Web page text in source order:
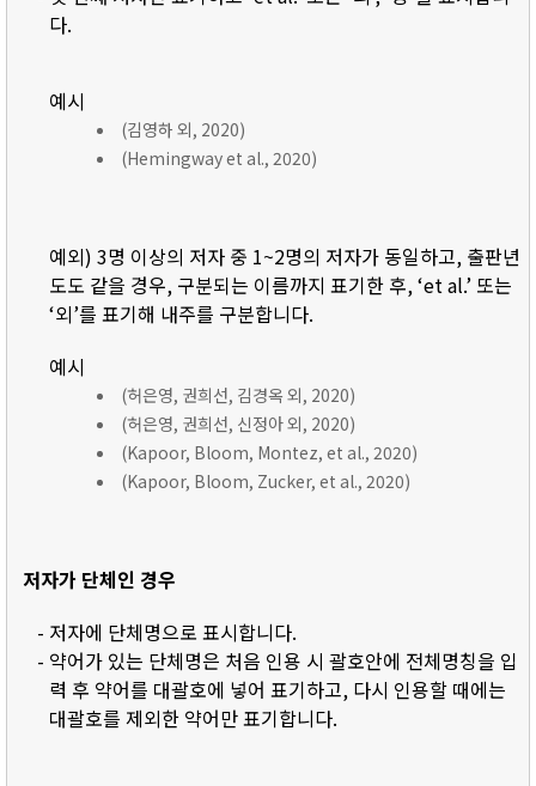
다.
예시
(김영하 외, 2020)
(Hemingway et al., 2020)
예외) 3명 이상의 저자 중 1~2명의 저자가 동일하고, 출판년
도도 같을 경우, 구분되는 이름까지 표기한 후, ‘et al.’ 또는
‘외’를 표기해 내주를 구분합니다.
예시
(허은영, 권희선, 김경옥 외, 2020)
(허은영, 권희선, 신정아 외, 2020)
(Kapoor, Bloom, Montez, et al., 2020)
(Kapoor, Bloom, Zucker, et al., 2020)
저자가 단체인 경우
- 저자에 단체명으로 표시합니다.
- 약어가 있는 단체명은 처음 인용 시 괄호안에 전체명칭을 입
력 후 약어를 대괄호에 넣어 표기하고, 다시 인용할 때에는
대괄호를 제외한 약어만 표기합니다.